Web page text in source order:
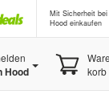
Mit Sicherheit bei
Hood einkaufen
Hood
korb